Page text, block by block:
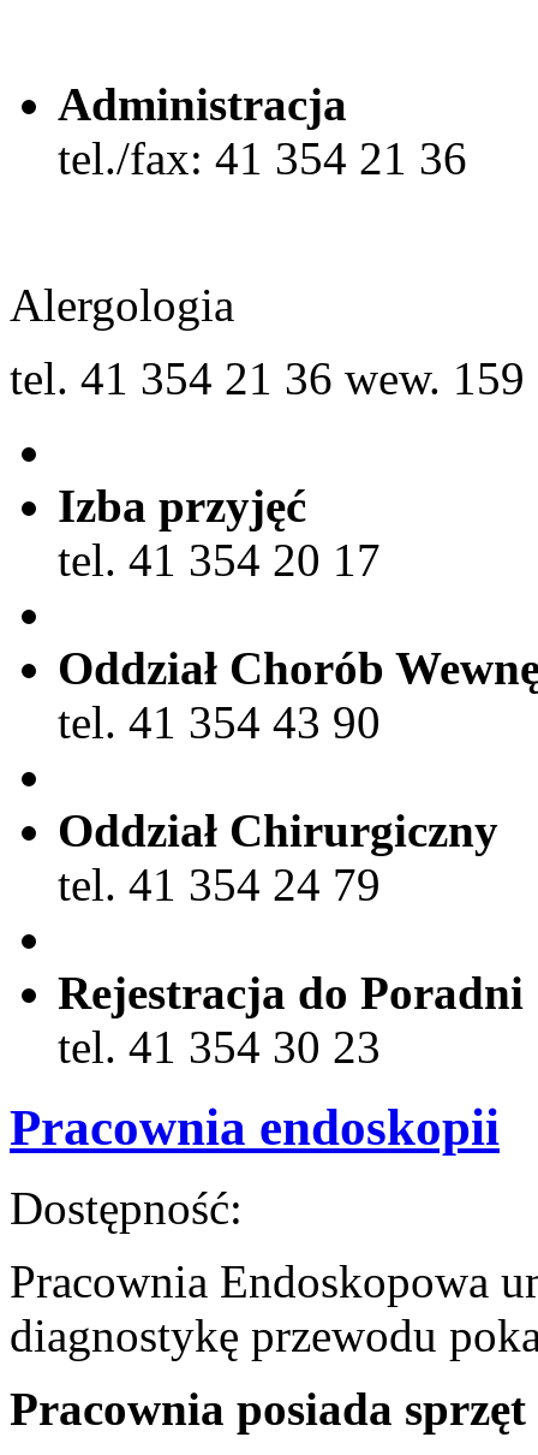
Administracja
tel./fax: 41 354 21 36
Alergologia
tel. 41 354 21 36 wew. 159
Izba przyjęć
tel. 41 354 20 17
Oddział Chorób
tel. 41 354 43 90
Oddział Chirurgiczny
tel. 41 354 24 79
Rejestracja do Poradni
tel. 41 354 30 23
Pracownia endoskopii
Dostępność:
Pracownia Endoskopowa
diagnostykę przewodu
Pracownia posiada